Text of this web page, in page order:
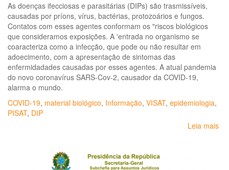
As doenças ifecciosas e parasitárias (DIPs) são trasmissíveis,
causadas por príons, vírus, bactérias, protozoários e fungos.
Contatos com esses agentes conformam os "riscos biológicos
que consideramos exposições. A 'entrada no organismo se
coaracteriza como a infecção, que pode ou não resultar em
adoecimento, com a apresentação de sintomas das
enfermidadades causadas por esses agentes. A atual pandemia
do novo coronavírus SARS-Cov-2, causador da COVID-19,
alarma o mundo.
COVID-19, material biológico, Informação, VISAT, epidemiologia,
PISAT, DIP
Leia mais